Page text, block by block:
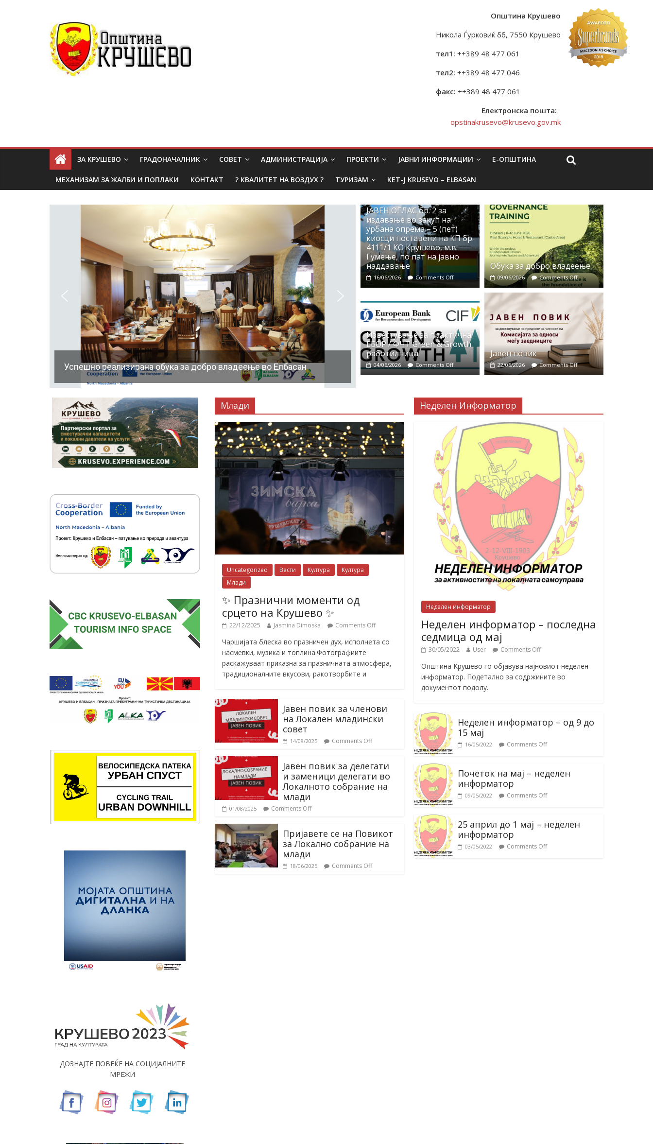
Општина Крушево
Никола Ѓурковиќ бб, 7550 Крушево
тел1: ++389 48 477 061
тел2: ++389 48 477 046
факс: ++389 48 477 061
Електронска пошта:
opstinakrusevo@krusevo.gov.mk
ЗА КРУШЕВО ГРАДОНАЧАЛНИК СОВЕТ АДМИНИСТРАЦИЈА ПРОЕКТИ ЈАВНИ ИНФОРМАЦИИ Е-ОПШТИНА
МЕХАНИЗАМ ЗА ЖАЛБИ И ПОПЛАКИ КОНТАКТ ? КВАЛИТЕТ НА ВОЗДУХ ? ТУРИЗАМ KET-J KRUSEVO – ELBASAN
Успешно реализирана обука за добро владеење во Елбасан
ЈАВЕН ОГЛАС бр. 2 за
издавање во закуп на
урбана опрема – 5 (пет)
киосци поставени на КП бр.
4111/1 КО Крушево, м.в.
Гумење, по пат на јавно
наддавање
16/06/2026 Comments Off
Обука за добро владеење
09/06/2026 Comments Off
Известување за практична
ЕБОР / ФЧТ Green & Growth
работилница
04/06/2026 Comments Off
Јавен повик
22/05/2026 Comments Off
Млади
Uncategorized Вести Култура
Култура
Млади
✨ Празнични моменти од
срцето на Крушево ✨
22/12/2025 Jasmina Dimoska Comments Off
Чаршијата блеска во празничен дух, исполнета со
насмевки, музика и топлина.Фотографиите
раскажуваат приказна за празничната атмосфера,
традиционалните вкусови, ракотворбите и
Јавен повик за членови
на Локален младински
совет
14/08/2025 Comments Off
Јавен повик за делегати
и заменици делегати во
Локалното собрание на
млади
01/08/2025 Comments Off
Пријавете се на Повикот
за Локално собрание на
млади
18/06/2025 Comments Off
Неделен Информатор
Неделен информатор
Неделен информатор – последна
седмица од мај
30/05/2022 User Comments Off
Општина Крушево го објавува најновиот неделен
информатор. Подетално за содржините во
документот подолу.
Неделен информатор – од 9 до
15 мај
16/05/2022 Comments Off
Почеток на мај – неделен
информатор
09/05/2022 Comments Off
25 април до 1 мај – неделен
информатор
03/05/2022 Comments Off
ДОЗНАЈТЕ ПОВЕЌЕ НА СОЦИЈАЛНИТЕ
МРЕЖИ